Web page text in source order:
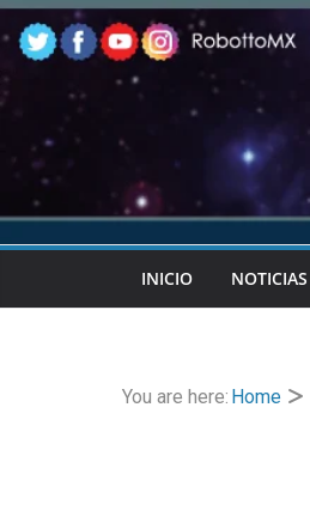
Skip
to
content
INICIO NOTICIAS
You are here: Home